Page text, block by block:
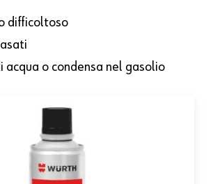
difficoltoso
acqua o condensa nel gasolio